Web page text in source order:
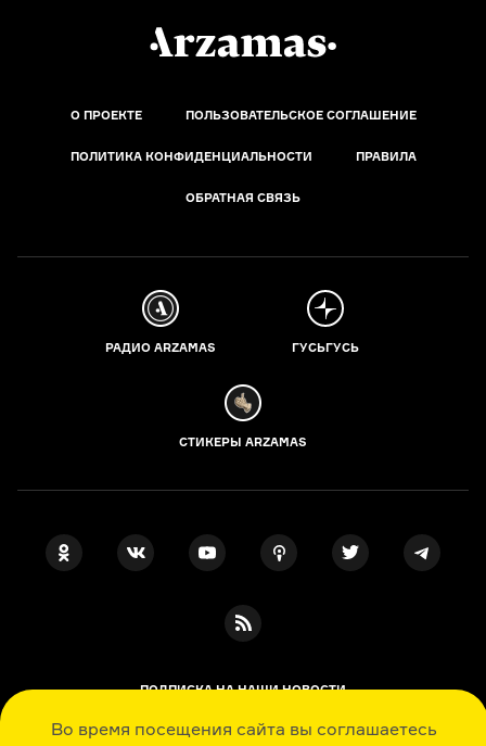
Во время посещения сайта вы соглашаетесь
О ПРОЕКТЕ ПОЛЬЗОВАТЕЛЬСКОЕ СОГЛАШЕНИЕ
ПОЛИТИКА КОНФИДЕНЦИАЛЬНОСТИ ПРАВИЛА
ОБРАТНАЯ СВЯЗЬ
РАДИО ARZAMAS ГУСЬГУСЬ
СТИКЕРЫ ARZAMAS
ПОДПИСКА НА НАШИ НОВОСТИ